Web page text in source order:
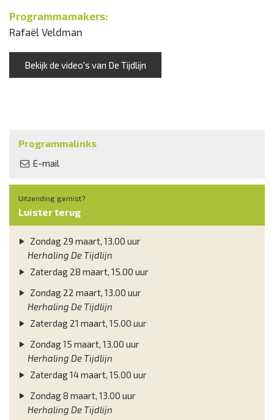
Programmamakers:
Rafaël Veldman
Bekijk de video's van De Tijdlijn
Programmalinks
E-mail
Uitzending gemist?
Luister terug
Zondag 29 maart, 13.00 uur
Herhaling De Tijdlijn
Zaterdag 28 maart, 15.00 uur
Zondag 22 maart, 13.00 uur
Herhaling De Tijdlijn
Zaterdag 21 maart, 15.00 uur
Zondag 15 maart, 13.00 uur
Herhaling De Tijdlijn
Zaterdag 14 maart, 15.00 uur
Zondag 8 maart, 13.00 uur
Herhaling De Tijdlijn